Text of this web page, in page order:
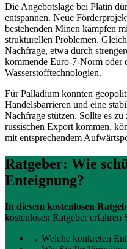
Die Angebotslage bei Platin
entspannen. Neue
bestehenden Minen kämpfen
strukturellen Problemen.
Nachfrage, etwa durch
kommende Euro-7-Norm oder
Wasserstofftechnologien.
Für Palladium könnten
Handelsbarrieren und eine
Nachfrage stützen. Sollte es
russischen Export kommen,
mit entsprechendem
Ratgeber: Wie
Enteignung?
In diesem kostenlosen
kostenlosen Ratgeber erfahren
→ Welche konkreten